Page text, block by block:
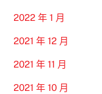
2022 年 1 月
2021 年 12 月
2021 年 11 月
2021 年 10 月